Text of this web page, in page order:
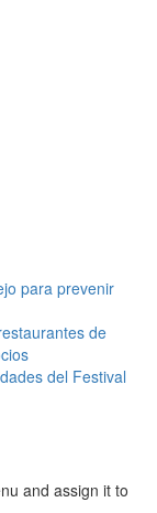
para prevenir
de
del Festival
and assign it to